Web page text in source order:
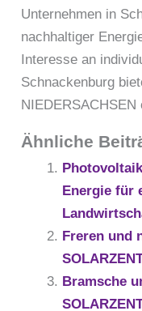
Unternehmen in
nachhaltiger
Interesse an
Schnackenburg
NIEDERSACHSEN
Ähnliche
Energie für
Freren und
Bramsche